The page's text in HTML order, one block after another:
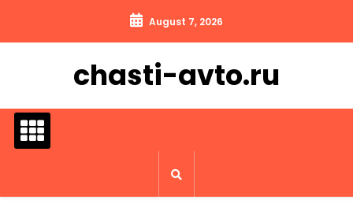
содержимому
August 7, 2026
chasti-avto.ru